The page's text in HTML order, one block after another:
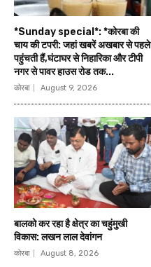
*Sunday special*: *कोरबा की
चाय की टपरी: जहां खबरें अखबार से पहले
पहुंचती हैं,घंटाघर से निहारिका और टीपी
नगर से पावर हाउस रोड तक...
कोरबा August 9, 2026
बालको कर रहा है क्षेत्र का चहुंमुखी
विकास: लखन लाल देवांगन
कोरबा August 8, 2026